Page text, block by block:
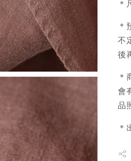
＊
＊
不
後
＊
會
品
＊